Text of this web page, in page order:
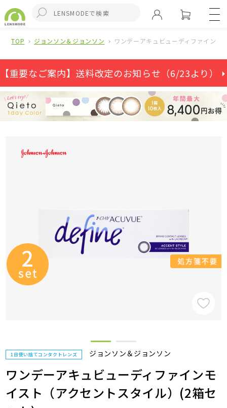
TOP ジョンソン＆ジョンソン ワンデーアキュビューディファイン
【重要なご案内】送料改定のお知らせ（6/23より） ⏵
1日使い捨てコンタクトレンズ ジョンソン＆ジョンソン
ワンデーアキュビューディファインモ
イスト（アクセントスタイル）(2箱セ